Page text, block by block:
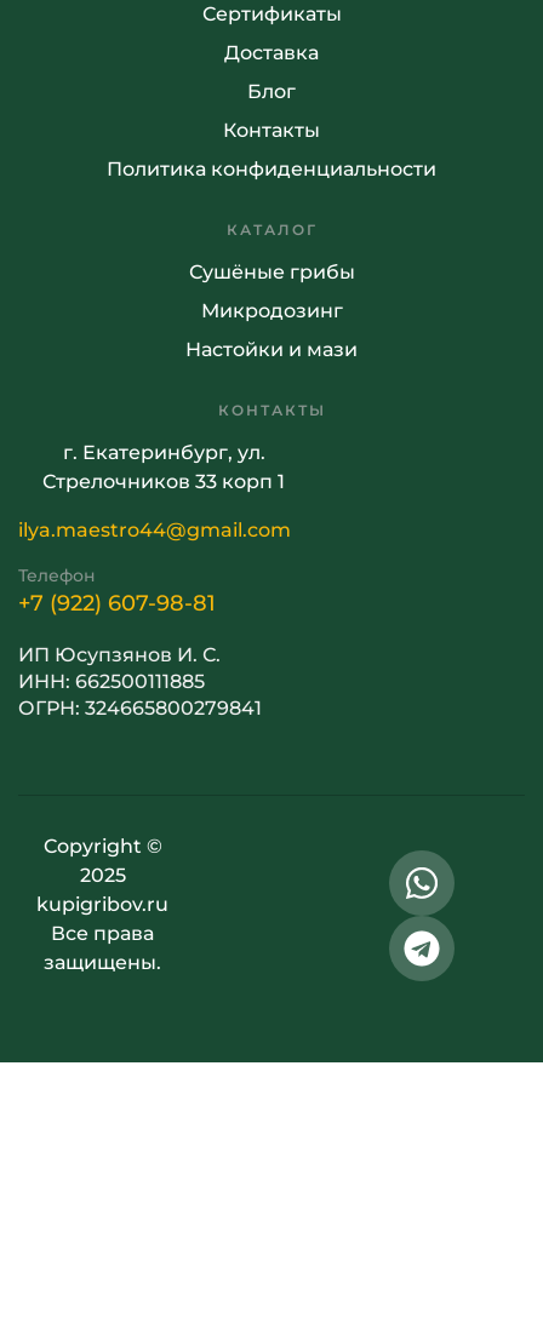
Сертификаты
Доставка
Блог
Контакты
Политика конфиденциальности
КАТАЛОГ
Сушёные грибы
Микродозинг
Настойки и мази
КОНТАКТЫ
г. Екатеринбург, ул.
Стрелочников 33 корп 1
ilya.maestro44@gmail.com
Телефон
+7 (922) 607-98-81
ИП Юсупзянов И. С.
ИНН: 662500111885
ОГРН: 324665800279841
Copyright ©
2025
kupigribov.ru
Все права
защищены.